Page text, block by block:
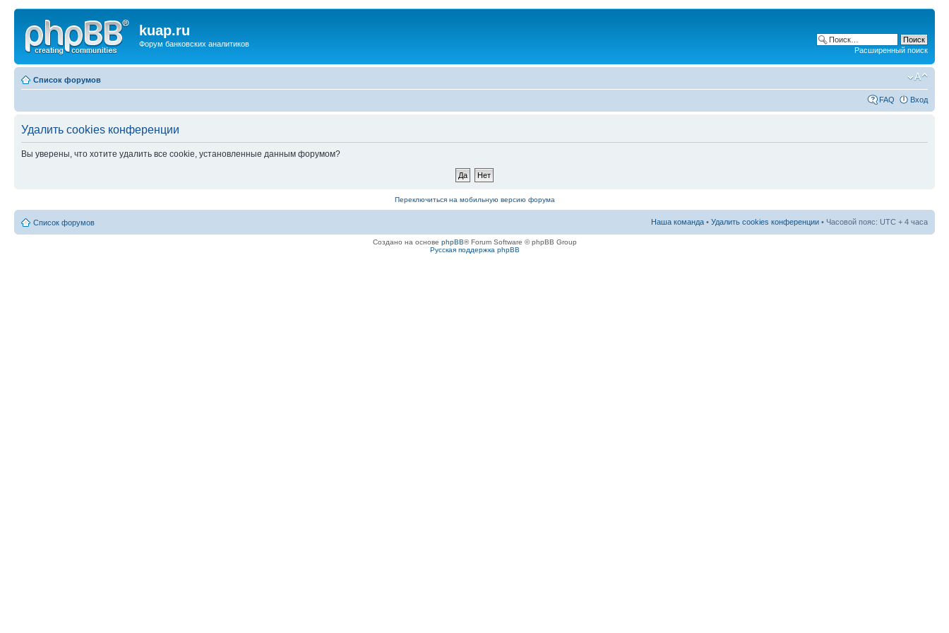
kuap.ru
Форум банковских аналитиков
Расширенный поиск
Список форумов
FAQ Вход
Удалить cookies конференции
Вы уверены, что хотите удалить все cookie, установленные данным форумом?
Переключиться на мобильную версию форума
Список форумов Наша команда • Удалить cookies конференции • Часовой пояс: UTC + 4 часа
Создано на основе phpBB® Forum Software © phpBB Group
Русская поддержка phpBB